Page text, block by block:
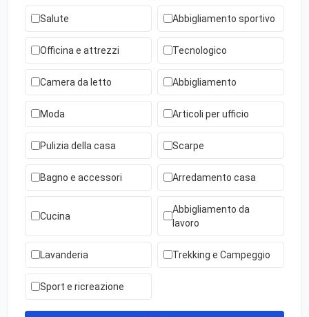
Salute Abbigliamento sportivo
Officina e attrezzi Tecnologico
Camera da letto Abbigliamento
Moda Articoli per ufficio
Pulizia della casa Scarpe
Bagno e accessori Arredamento casa
Cucina
Abbigliamento da
lavoro
Lavanderia Trekking e Campeggio
Sport e ricreazione